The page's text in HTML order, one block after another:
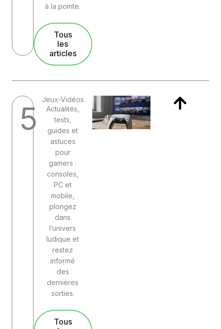
à la pointe.
Tous
les
articles
5
Jeux-Vidéos
Actualités,
tests,
guides et
astuces
pour
gamers :
consoles,
PC et
mobile,
plongez
dans
l’univers
ludique et
restez
informé
des
dernières
sorties.
Tous